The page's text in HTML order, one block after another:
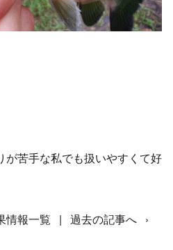
が苦手な私でも扱いやすくて好
情報一覧 | 過去の記事へ ›